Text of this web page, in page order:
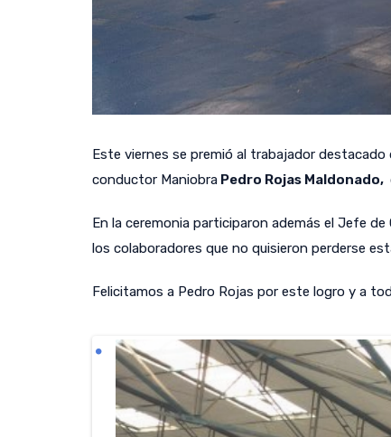
Este viernes se premió al trabajador
conductor Maniobra Pedro Rojas Maldonado,
En la ceremonia participaron además el Jefe
los colaboradores que no quisieron perderse
Felicitamos a Pedro Rojas por este logro y a